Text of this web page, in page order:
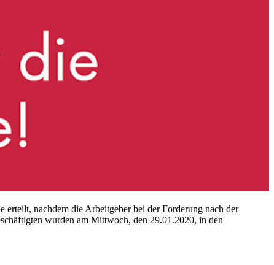
nachdem die Arbeitgeber bei der Forderung nach der
wurden am Mittwoch, den 29.01.2020, in den